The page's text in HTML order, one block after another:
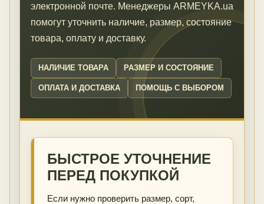
электронной почте. Менеджеры ARMEYKA.ua
помогут уточнить наличие, размер, состояние
товара, оплату и доставку.
НАЛИЧИЕ ТОВАРА РАЗМЕР И СОСТОЯНИЕ
ОПЛАТА И ДОСТАВКА ПОМОЩЬ С ВЫБОРОМ
БЫСТРОЕ УТОЧНЕНИЕ
ПЕРЕД ПОКУПКОЙ
Если нужно проверить размер, сорт,